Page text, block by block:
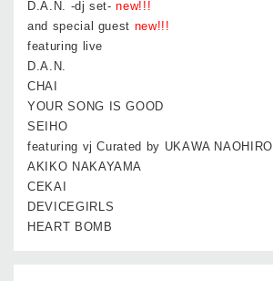
D.A.N. -dj set- new!!!
and special guest new!!!
featuring live
D.A.N.
CHAI
YOUR SONG IS GOOD
SEIHO
featuring vj Curated by UKAWA NAOHIRO
AKIKO NAKAYAMA
CEKAI
DEVICEGIRLS
HEART BOMB